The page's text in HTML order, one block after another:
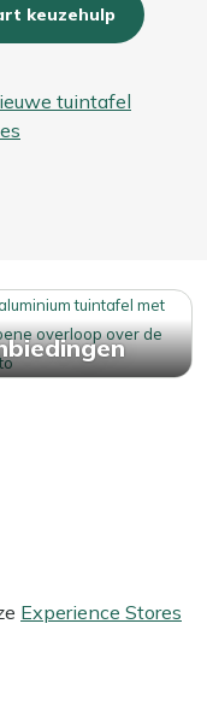
keuzehulp
tuintafel
Experience Stores